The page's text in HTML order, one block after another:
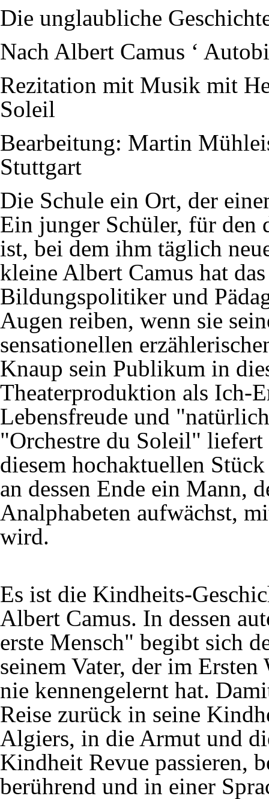
Die unglaubliche
Nach Albert Camus ‘
Rezitation mit Musik mit
Soleil
Bearbeitung: Martin
Stuttgart
Die Schule ein Ort, der
Ein junger Schüler, für den
ist, bei dem ihm täglich
kleine Albert Camus hat
Bildungspolitiker und
Augen reiben, wenn sie
sensationellen
Knaup sein Publikum in
Theaterproduktion als Ich-
Lebensfreude und
"Orchestre du Soleil"
diesem hochaktuellen
an dessen Ende ein Mann,
Analphabeten aufwächst,
wird.
Es ist die Kindheits-
Albert Camus. In dessen
erste Mensch" begibt sich
seinem Vater, der im
nie kennengelernt hat.
Reise zurück in seine
Algiers, in die Armut und
Kindheit Revue passieren,
berührend und in einer